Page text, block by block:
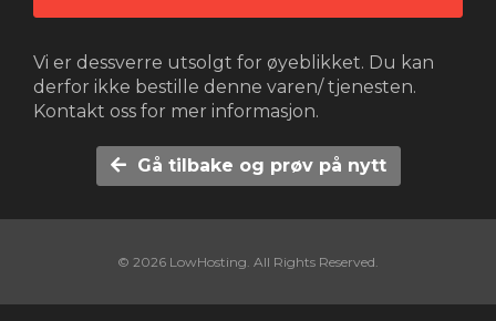
Vi er dessverre utsolgt for øyeblikket. Du kan
derfor ikke bestille denne varen/ tjenesten.
Kontakt oss for mer informasjon.
Gå tilbake og prøv på nytt
© 2026 LowHosting. All Rights Reserved.